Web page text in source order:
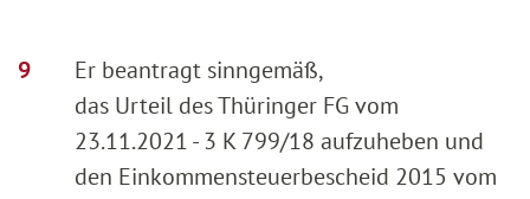
Er beantragt sinngemäß,
das Urteil des Thüringer FG vom
23.11.2021 - 3 K 799/18 aufzuheben und
den Einkommensteuerbescheid 2015 vom